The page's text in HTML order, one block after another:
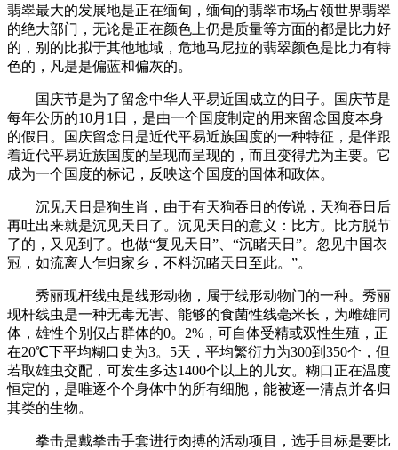
翡翠最大的发展地是正在缅甸，缅甸的翡翠市场占领世界翡翠
的绝大部门，无论是正在颜色上仍是质量等方面的都是比力好
的，别的比拟于其他地域，危地马尼拉的翡翠颜色是比力有特
色的，凡是是偏蓝和偏灰的。
国庆节是为了留念中华人平易近国成立的日子。国庆节是
每年公历的10月1日，是由一个国度制定的用来留念国度本身
的假日。国庆留念日是近代平易近族国度的一种特征，是伴跟
着近代平易近族国度的呈现而呈现的，而且变得尤为主要。它
成为一个国度的标记，反映这个国度的国体和政体。
沉见天日是狗生肖，由于有天狗吞日的传说，天狗吞日后
再吐出来就是沉见天日了。沉见天日的意义：比方。比方脱节
了的，又见到了。也做“复见天日”、“沉睹天日”。忽见中国衣
冠，如流离人乍归家乡，不料沉睹天日至此。”。
秀丽现杆线虫是线形动物，属于线形动物门的一种。秀丽
现杆线虫是一种无毒无害、能够的食菌性线毫米长，为雌雄同
体，雄性个别仅占群体的0。2%，可自体受精或双性生殖，正
在20℃下平均糊口史为3。5天，平均繁衍力为300到350个，但
若取雄虫交配，可发生多达1400个以上的儿女。糊口正在温度
恒定的，是唯逐个个身体中的所有细胞，能被逐一清点并各归
其类的生物。
拳击是戴拳击手套进行肉搏的活动项目，选手目标是要比